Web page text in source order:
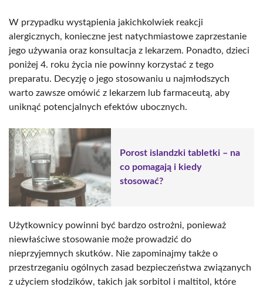
W przypadku wystąpienia jakichkolwiek reakcji
alergicznych, konieczne jest natychmiastowe zaprzestanie
jego używania oraz konsultacja z lekarzem. Ponadto, dzieci
poniżej 4. roku życia nie powinny korzystać z tego
preparatu. Decyzję o jego stosowaniu u najmłodszych
warto zawsze omówić z lekarzem lub farmaceutą, aby
uniknąć potencjalnych efektów ubocznych.
Porost islandzki tabletki – na
co pomagają i kiedy
stosować?
Użytkownicy powinni być bardzo ostrożni, ponieważ
niewłaściwe stosowanie może prowadzić do
nieprzyjemnych skutków. Nie zapominajmy także o
przestrzeganiu ogólnych zasad bezpieczeństwa związanych
z użyciem słodzików, takich jak sorbitol i maltitol, które